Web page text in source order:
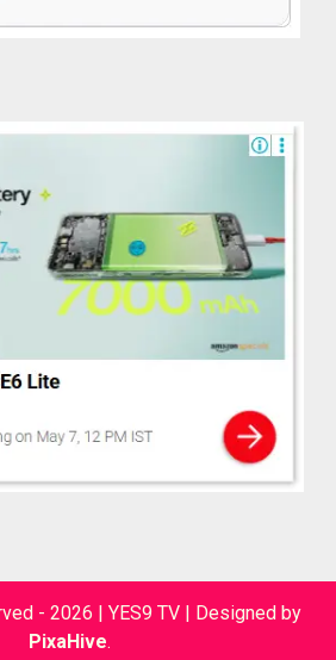
- 2026 | YES9 TV
Designed by
PixaHive.